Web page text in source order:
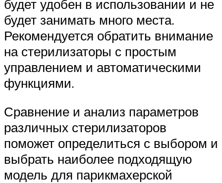
будет удобен в использовании и не
будет занимать много места.
Рекомендуется обратить внимание
на стерилизаторы с простым
управлением и автоматическими
функциями.
Сравнение и анализ параметров
различных стерилизаторов
поможет определиться с выбором и
выбрать наиболее подходящую
модель для парикмахерской